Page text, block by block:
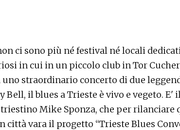
ci sono più né festival né locali
in cui in un piccolo club in Tor
uno straordinario concerto di due
Bell, il blues a Trieste è vivo e vegeto. E'
Mike Sponza, che per rilanciare
città vara il progetto “Trieste Blues